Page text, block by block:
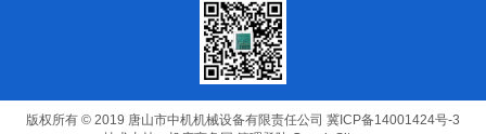
版权所有 © 2019 唐山市中机机械设备有限责任公司 冀ICP备14001424号-3